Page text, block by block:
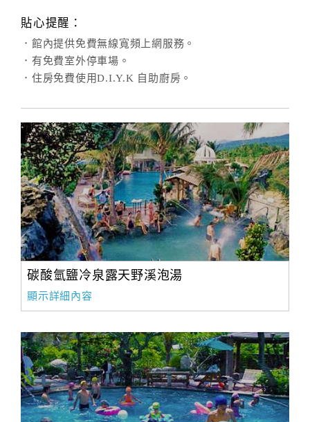
貼心提醒：
．館內提供免費無線寬頻上網服務。
．有免費室外停車場。
．住房免費使用D.I.Y.K 自助廚房。
碳酸氫鹽冷泉露天野溪泡湯
顯示詳細內容